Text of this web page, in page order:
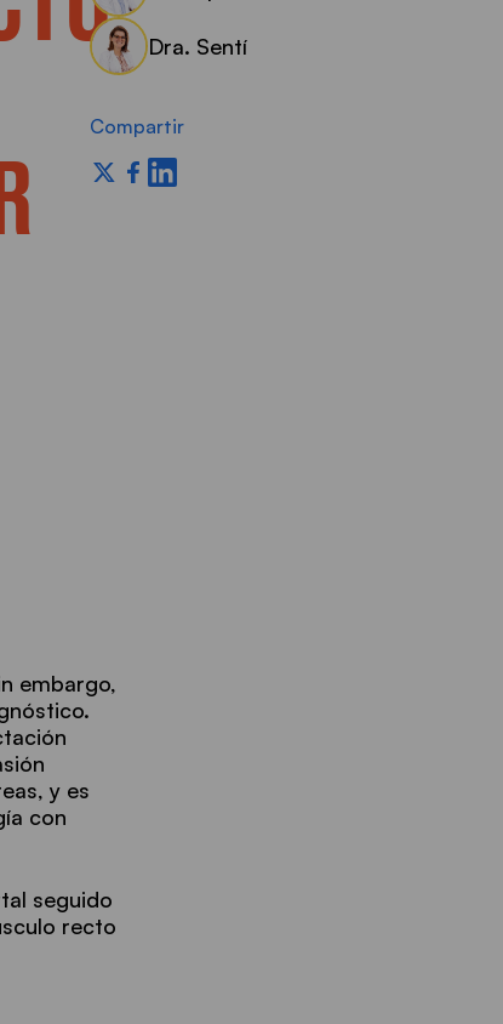
Dra. Sentí
Compartir
embargo,
y es
con
seguido
recto